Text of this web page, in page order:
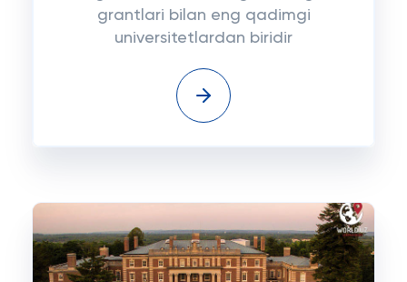
grantlari bilan eng qadimgi
universitetlardan biridir